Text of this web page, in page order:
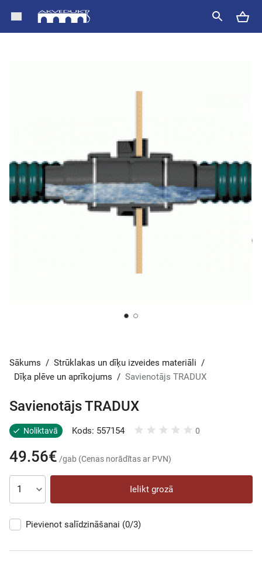
Sākums / Strūklakas un dīķu izveides materiāli /
Dīķa plēve un aprīkojums / Savienotājs TRADUX
Savienotājs TRADUX
Noliktavā Kods: 557154 0
49.56€ /gab (Cenas norādītas ar PVN)
Ielikt grozā
Pievienot salīdzināšanai (0/3)